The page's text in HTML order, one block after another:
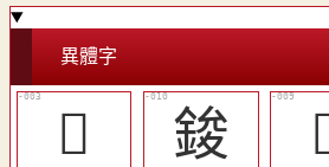
異體字
󸽟 鋑